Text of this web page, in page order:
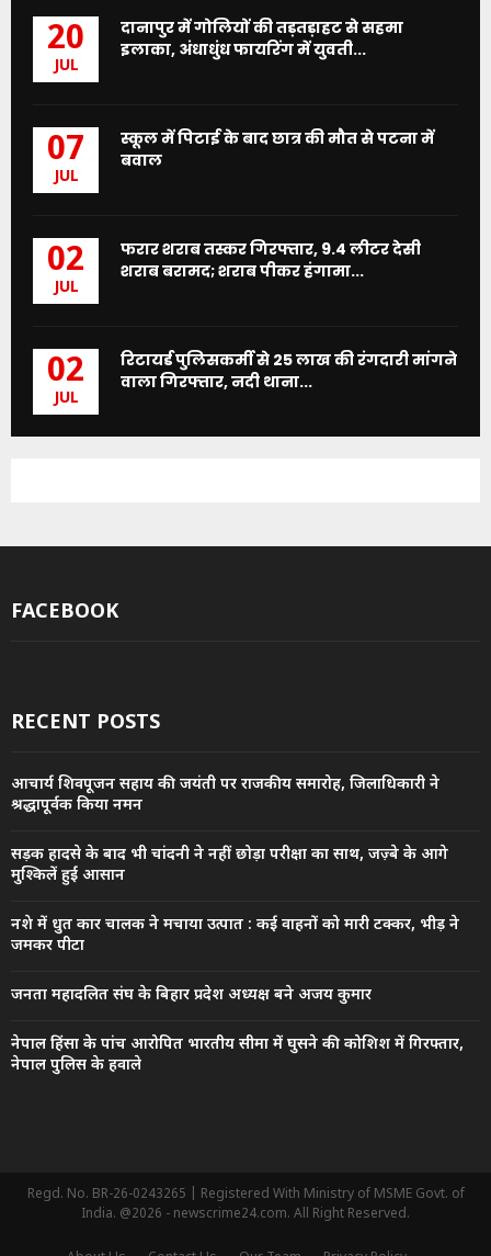
20
JUL
दानापुर में गोलियों की तड़तड़ाहट से सहमा
इलाका, अंधाधुंध फायरिंग में युवती...
07
JUL
स्कूल में पिटाई के बाद छात्र की मौत से पटना में
बवाल
02
JUL
फरार शराब तस्कर गिरफ्तार, 9.4 लीटर देसी
शराब बरामद; शराब पीकर हंगामा...
02
JUL
रिटायर्ड पुलिसकर्मी से 25 लाख की रंगदारी मांगने
वाला गिरफ्तार, नदी थाना...
FACEBOOK
RECENT POSTS
आचार्य शिवपूजन सहाय की जयंती पर राजकीय समारोह, जिलाधिकारी ने
श्रद्धापूर्वक किया नमन
सड़क हादसे के बाद भी चांदनी ने नहीं छोड़ा परीक्षा का साथ, जज़्बे के आगे
मुश्किलें हुईं आसान
नशे में धुत कार चालक ने मचाया उत्पात : कई वाहनों को मारी टक्कर, भीड़ ने
जमकर पीटा
जनता महादलित संघ के बिहार प्रदेश अध्यक्ष बने अजय कुमार
नेपाल हिंसा के पांच आरोपित भारतीय सीमा में घुसने की कोशिश में गिरफ्तार,
नेपाल पुलिस के हवाले
Regd. No. BR-26-0243265 | Registered With Ministry of MSME Govt. of
India. @2026 - newscrime24.com. All Right Reserved.